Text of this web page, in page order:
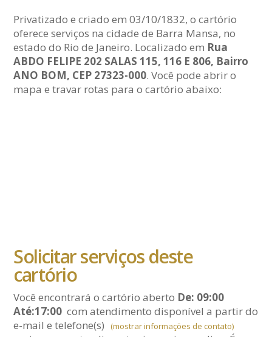
Privatizado e criado em 03/10/1832, o cartório
oferece serviços na cidade de Barra Mansa, no
estado do Rio de Janeiro. Localizado em Rua
ABDO FELIPE 202 SALAS 115, 116 E 806, Bairro
ANO BOM, CEP 27323-000. Você pode abrir o
mapa e travar rotas para o cartório abaixo:
Solicitar serviços deste
cartório
Você encontrará o cartório aberto De: 09:00
Até:17:00 com atendimento disponível a partir do
e-maile telefone(s) (mostrar informações de contato)